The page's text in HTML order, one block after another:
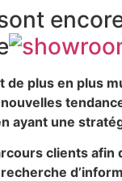
de plus en plus
ayant une
clients afin